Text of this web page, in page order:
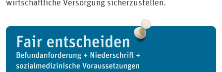
wirtschaftliche Versorgung sicherzustellen.